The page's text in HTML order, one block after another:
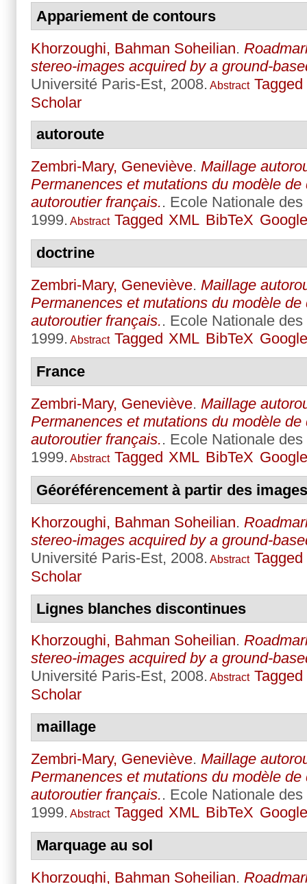
Appariement de contours
Khorzoughi, Bahman Soheilian.
stereo-images acquired by a ground-
Université Paris-Est, 2008. Abstract Tagged
Scholar
autoroute
Zembri-Mary, Geneviève. Maillage
Permanences et mutations du modèle
autoroutier français.. Ecole Nationale
1999. Abstract Tagged XML BibTeX
doctrine
Zembri-Mary, Geneviève. Maillage
Permanences et mutations du modèle
autoroutier français.. Ecole Nationale
1999. Abstract Tagged XML BibTeX
France
Zembri-Mary, Geneviève. Maillage
Permanences et mutations du modèle
autoroutier français.. Ecole Nationale
1999. Abstract Tagged XML BibTeX
Géoréférencement à partir des images
Khorzoughi, Bahman Soheilian.
stereo-images acquired by a ground-
Université Paris-Est, 2008. Abstract Tagged
Scholar
Lignes blanches discontinues
Khorzoughi, Bahman Soheilian.
stereo-images acquired by a ground-
Université Paris-Est, 2008. Abstract Tagged
Scholar
maillage
Zembri-Mary, Geneviève. Maillage
Permanences et mutations du modèle
autoroutier français.. Ecole Nationale
1999. Abstract Tagged XML BibTeX
Marquage au sol
Khorzoughi, Bahman Soheilian.